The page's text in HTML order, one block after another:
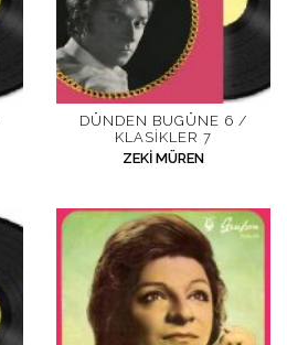
DÜNDEN BUGÜNE 6 /
KLASIKLER 7
ZEKI MÜREN